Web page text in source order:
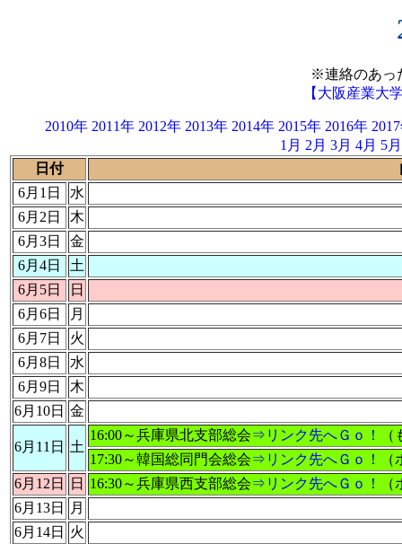
※連絡のあっ
【大阪産業
2010年 2011年 2012年 2013年 2014年 2015年 2016年
1月 2月 3月 4月 5月
日付
6月1日
水
6月2日
木
6月3日
金
6月4日
土
6月5日
日
6月6日
月
6月7日
火
6月8日
水
6月9日
木
6月10日 金
6月11日 土
16:00～兵庫県北支部総会⇒リンク先へＧｏ！
17:30～韓国総同門会総会⇒リンク先へＧｏ！
6月12日
日 16:30～兵庫県西支部総会⇒リンク先へＧｏ！
6月13日
月
6月14日
火